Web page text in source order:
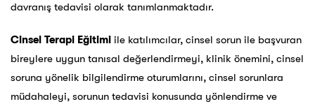
davranış tedavisi olarak tanımlanmaktadır.
Cinsel Terapi Eğitimi ile katılımcılar, cinsel sorun ile başvuran
bireylere uygun tanısal değerlendirmeyi, klinik önemini, cinsel
soruna yönelik bilgilendirme oturumlarını, cinsel sorunlara
müdahaleyi, sorunun tedavisi konusunda yönlendirme ve